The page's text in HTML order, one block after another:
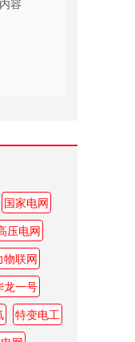
容
国家电网
压电网
物联网
龙一号
特变电工